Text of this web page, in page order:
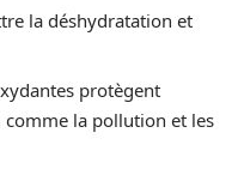
la déshydratation et
protègent
comme la pollution et les